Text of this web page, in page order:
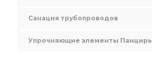
Санация трубопроводов
Упрочняющие элементы Панцирь